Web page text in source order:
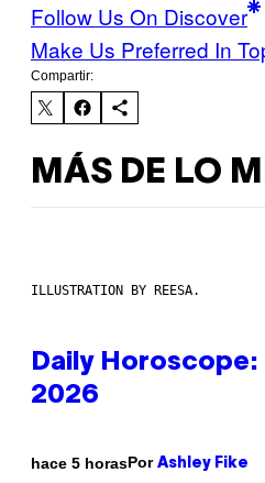
Follow Us On Discover
Make Us Preferred In
Compartir:
MÁS DE LO
ILLUSTRATION BY REESA.
Daily Horoscope:
2026
hace 5 horasPor Ashley Fike